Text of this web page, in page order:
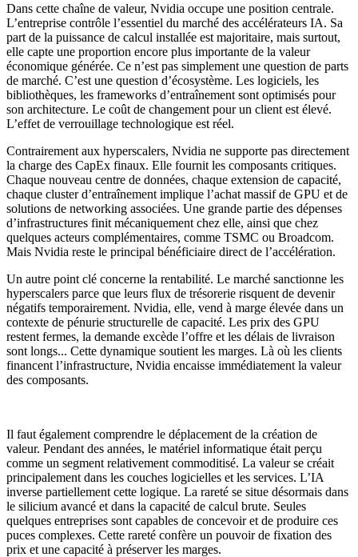
Dans cette chaîne de valeur, Nvidia occupe une position centrale.
L’entreprise contrôle l’essentiel du marché des accélérateurs IA. Sa
part de la puissance de calcul installée est majoritaire, mais surtout,
elle capte une proportion encore plus importante de la valeur
économique générée. Ce n’est pas simplement une question de parts
de marché. C’est une question d’écosystème. Les logiciels, les
bibliothèques, les frameworks d’entraînement sont optimisés pour
son architecture. Le coût de changement pour un client est élevé.
L’effet de verrouillage technologique est réel.
Contrairement aux hyperscalers, Nvidia ne supporte pas directement
la charge des CapEx finaux. Elle fournit les composants critiques.
Chaque nouveau centre de données, chaque extension de capacité,
chaque clusterd’entraînement implique l’achat massif de GPU et de
solutions de networking associées. Une grande partie des dépenses
d’infrastructures finit mécaniquement chez elle, ainsi que chez
quelques acteurs complémentaires, comme TSMC ou Broadcom.
Mais Nvidia reste le principal bénéficiaire direct de l’accélération.
Un autre point clé concerne la rentabilité. Le marché sanctionne les
hyperscalers parce que leurs flux de trésorerie risquent de devenir
négatifs temporairement. Nvidia, elle, vend à marge élevée dans un
contexte de pénurie structurelle de capacité. Les prix des GPU
restent fermes, la demande excède l’offre et les délais de livraison
sont longs... Cette dynamique soutient les marges. Là où les clients
financent l’infrastructure, Nvidia encaisse immédiatement la valeur
des composants.
Il faut également comprendre le déplacement de la création de
valeur. Pendant des années, le matériel informatique était perçu
comme un segment relativement commoditisé. La valeur se créait
principalement dans les couches logicielles et les services. L’IA
inverse partiellement cette logique. La rareté se situe désormais dans
le silicium avancé et dans la capacité de calcul brute. Seules
quelques entreprises sont capables de concevoir et de produire ces
puces complexes. Cette rareté confère un pouvoir de fixation des
prix et une capacité à préserver les marges.